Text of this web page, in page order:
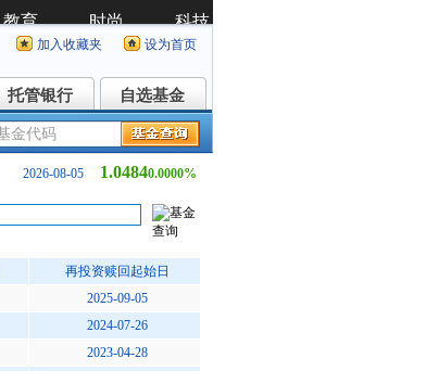
加入收藏夹 设为首页
托管银行
托管银行 自选基金
自选基金
2026-08-05 1.04840.0000%
再投资赎回起始日
2025-09-05
2024-07-26
2023-04-28